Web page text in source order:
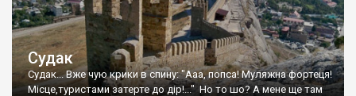
Судак
Судак... Вже чую крики в спину: "Ааа, попса! Муляжна фортеця!
Місце,туристами затерте до дір!..." Но то шо? А мене ще там